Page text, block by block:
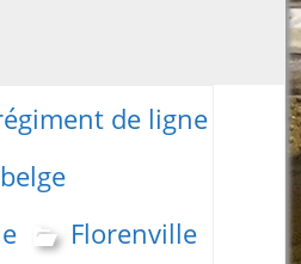
de ligne
belge
Florenville